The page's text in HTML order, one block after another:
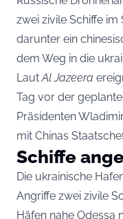
zwei zivile Schiffe
darunter ein
dem Weg in die
LautAl Jazeera
Tag vor der
Präsidenten
mit Chinas
Schiffe
Die ukrainische
Angriffe zwei zivile
Häfen nahe Odessa